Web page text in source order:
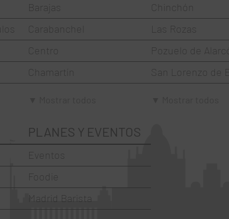
Barajas
Carabanchel
Centro
Chamartín
Fuencarral-El Pardo
Hortaleza
La Latina
Moncloa-Aravaca
PLANES Y EVENTOS
Eventos
Foodie
Madrid Barista
Chinchón
Las Rozas
Pozuelo de
San Lorenzo de